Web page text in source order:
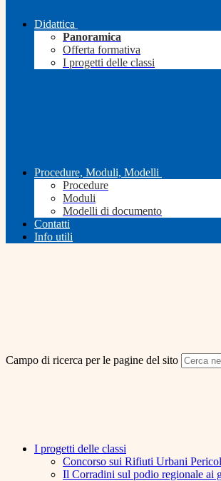
Didattica
Panoramica
Offerta formativa
I progetti delle classi
Procedure, Moduli, Modelli
Procedure
Moduli
Modelli di documento
Contatti
Info utili
Campo di ricerca per le pagine del sito
I progetti delle classi
Concorso sui Rifiuti Urbani
Il Corradini sul podio regionale ai